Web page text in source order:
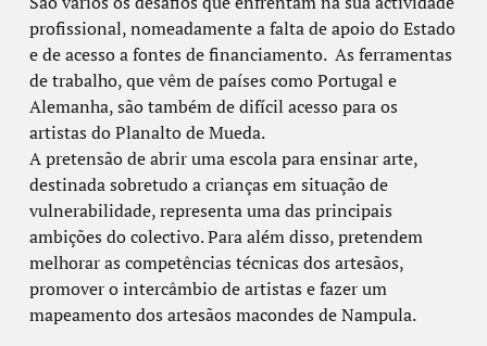
profissional, nomeadamente a falta de apoio do Estado
e de acesso a fontes de financiamento. As ferramentas
de trabalho, que vêm de países como Portugal e
Alemanha, são também de difícil acesso para os
artistas do Planalto de Mueda.
A pretensão de abrir uma escola para ensinar arte,
destinada sobretudo a crianças em situação de
vulnerabilidade, representa uma das principais
ambições do colectivo. Para além disso, pretendem
melhorar as competências técnicas dos artesãos,
promover o intercâmbio de artistas e fazer um
mapeamento dos artesãos macondes de Nampula.